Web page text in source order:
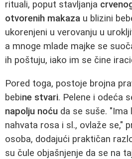
rituali, poput stavljanja
otvorenih makaza u blizini
ukorenjeni u verovanju u
a mnoge mlade majke se
ih poštuju, iako im se čine
Pored toga, postoje brojna
bebine stvari. Pelene i odeća
napolju noću da se suše. "Ima
nahvata rosa i sl., ovlaže se,"
osoba, dodajući praktičan
su čule objašnjenje da se na